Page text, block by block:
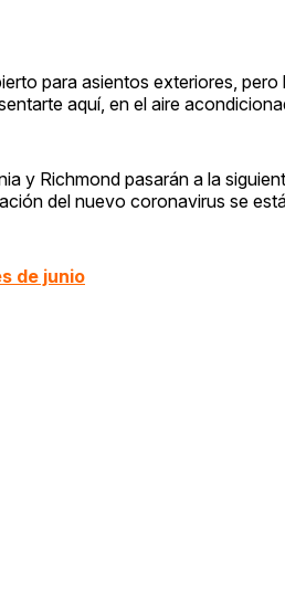
para asientos exteriores,
aquí, en el aire
y Richmond pasarán a la
del nuevo coronavirus se
de junio